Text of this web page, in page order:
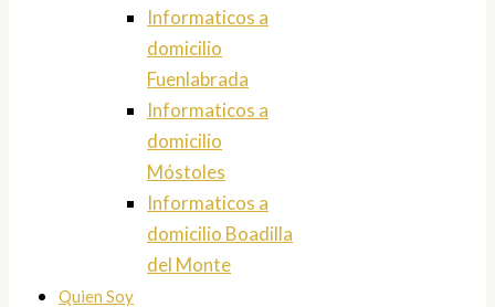
Informaticos a
domicilio
Fuenlabrada
Informaticos a
domicilio
Móstoles
Informaticos a
domicilio Boadilla
del Monte
Quien Soy